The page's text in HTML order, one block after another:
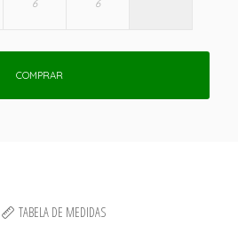
COMPRAR
TABELA DE MEDIDAS